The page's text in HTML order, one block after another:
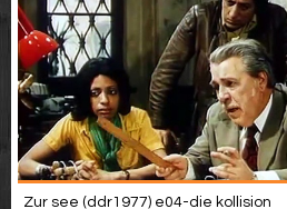
Zur see (ddr1977) e04-die kollision